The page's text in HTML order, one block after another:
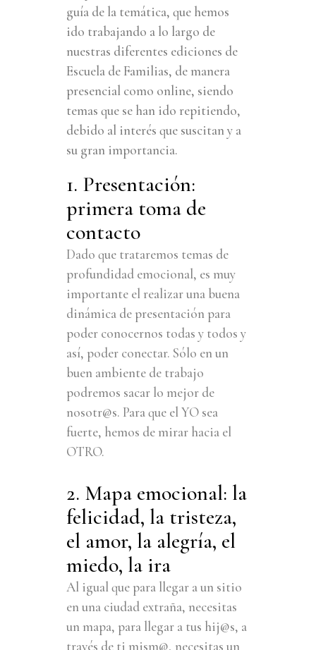
guía de la temática, que hemos
ido trabajando a lo largo de
nuestras diferentes ediciones de
Escuela de Familias, de manera
presencial como online, siendo
temas que se han ido repitiendo,
debido al interés que suscitan y a
su gran importancia.
1. Presentación:
primera toma de
contacto
Dado que trataremos temas de
profundidad emocional, es muy
importante el realizar una buena
dinámica de presentación para
poder conocernos todas y todos y
así, poder conectar. Sólo en un
buen ambiente de trabajo
podremos sacar lo mejor de
nosotr@s. Para que el YO sea
fuerte, hemos de mirar hacia el
OTRO.
2. Mapa emocional: la
felicidad, la tristeza,
el amor, la alegría, el
miedo, la ira
Al igual que para llegar a un sitio
en una ciudad extraña, necesitas
un mapa, para llegar a tus hij@s, a
través de ti mism@, necesitas un